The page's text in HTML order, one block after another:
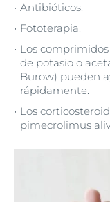
Antibióticos.
Fototerapia.
Los
de potasio o
Burow) pueden
rápidamente.
Los
pimecrolimus